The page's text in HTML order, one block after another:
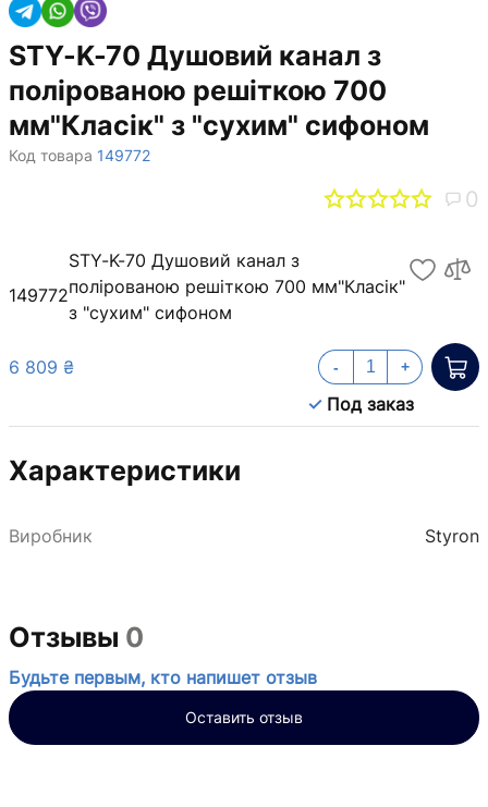
STY-K-70 Душовий канал з
полірованою решіткою 700
мм"Класік" з "сухим" сифоном
Код товара 149772
0
149772
STY-K-70 Душовий канал з
полірованою решіткою 700 мм"Класік"
з "сухим" сифоном
6 809 ₴
Под заказ
- +
Характеристики
Виробник Styron
Отзывы 0
Будьте первым, кто напишет отзыв
Оставить отзыв